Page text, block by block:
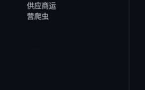
供应商运
营爬虫